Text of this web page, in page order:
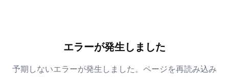
エラーが発生しました
予期しないエラーが発生しました。ページを再読み込み